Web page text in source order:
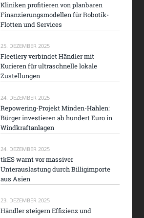
Kliniken profitieren von planbaren
Finanzierungsmodellen für Robotik-
Flotten und Services
25. DEZEMBER 2025
Fleetlery verbindet Händler mit
Kurieren für ultraschnelle lokale
Zustellungen
24. DEZEMBER 2025
Repowering-Projekt Minden-Hahlen:
Bürger investieren ab hundert Euro in
Windkraftanlagen
24. DEZEMBER 2025
tkES warnt vor massiver
Unterauslastung durch Billigimporte
aus Asien
23. DEZEMBER 2025
Händler steigern Effizienz und